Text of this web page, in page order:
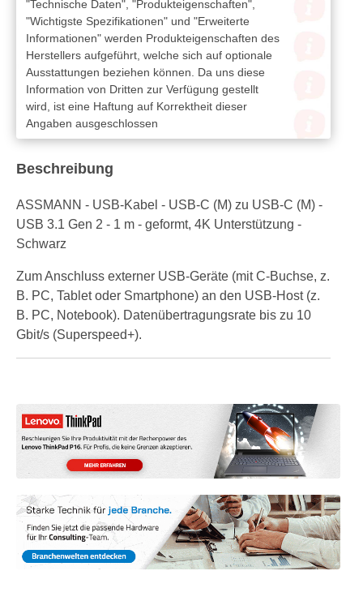
"Technische Daten", "Produkteigenschaften",
"Wichtigste Spezifikationen" und "Erweiterte
Informationen" werden Produkteigenschaften des
Herstellers aufgeführt, welche sich auf optionale
Ausstattungen beziehen können. Da uns diese
Information von Dritten zur Verfügung gestellt
wird, ist eine Haftung auf Korrektheit dieser
Angaben ausgeschlossen
Beschreibung
ASSMANN - USB-Kabel - USB-C (M) zu USB-C (M) -
USB 3.1 Gen 2 - 1 m - geformt, 4K Unterstützung -
Schwarz
Zum Anschluss externer USB-Geräte (mit C-Buchse, z.
B. PC, Tablet oder Smartphone) an den USB-Host (z.
B. PC, Notebook). Datenübertragungsrate bis zu 10
Gbit/s (Superspeed+).